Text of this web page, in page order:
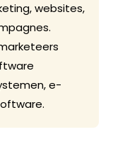
websites,
e-